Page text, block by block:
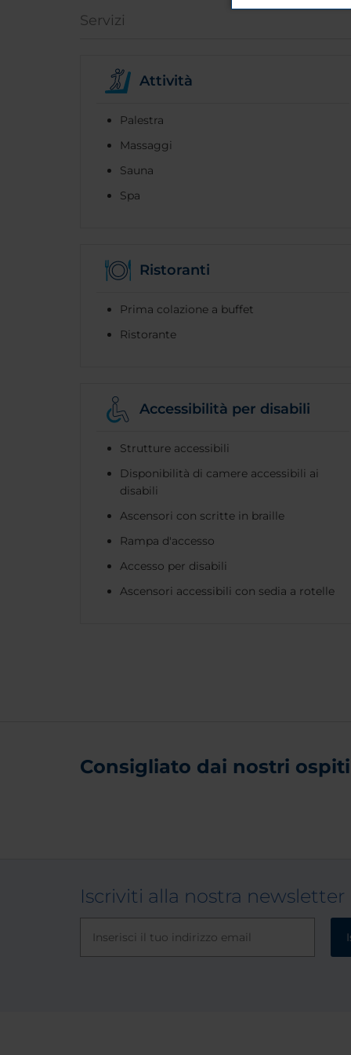
Servizi
Attività
Palestra
Massaggi
Sauna
Spa
Ristoranti
Prima colazione a buffet
Ristorante
Accessibilità per disabili
Strutture accessibili
Disponibilità di camere accessibili ai
disabili
Ascensori con scritte in braille
Rampa d'accesso
Accesso per disabili
Ascensori accessibili con sedia a rotelle
Consigliato dai nostri ospiti
Iscriviti alla nostra newsletter